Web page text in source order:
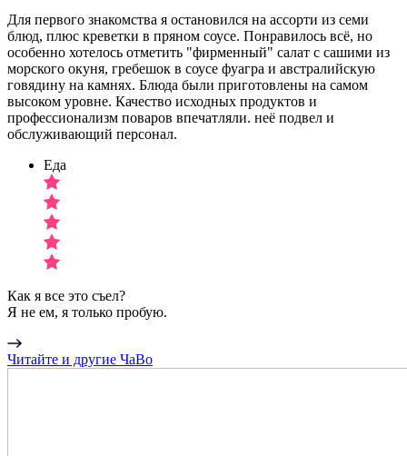
Для первого знакомства я остановился на ассорти из семи
блюд, плюс креветки в пряном соусе. Понравилось всё, но
особенно хотелось отметить "фирменный" салат с сашими из
морского окуня, гребешок в соусе фуагра и австралийскую
говядину на камнях. Блюда были приготовлены на самом
высоком уровне. Качество исходных продуктов и
профессионализм поваров впечатляли. неё подвел и
обслуживающий персонал.
Еда
Как я все это съел?
Я не ем, я только пробую.
Читайте и другие ЧаВо